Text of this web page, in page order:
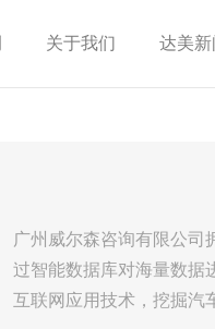
关于我们 达美新
广州威尔森咨询有限公司
过智能数据库对海量数据
互联网应用技术，挖掘汽